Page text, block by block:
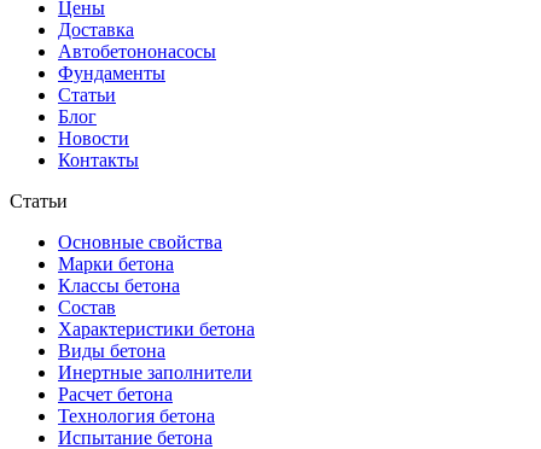
Цены
Доставка
Автобетононасосы
Фундаменты
Статьи
Блог
Новости
Контакты
Статьи
Основные свойства
Марки бетона
Классы бетона
Состав
Характеристики бетона
Виды бетона
Инертные заполнители
Расчет бетона
Технология бетона
Испытание бетона